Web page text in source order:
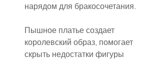
нарядом для бракосочетания.
Пышное платье создает
королевский образ, помогает
скрыть недостатки фигуры